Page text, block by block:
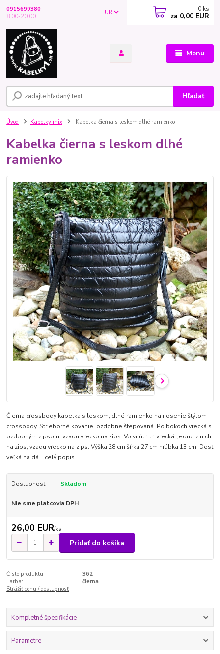
Menu
EUR
Hľadať
0915699380
8.00-20.00
0 ks
za 0,00 EUR
Úvod Kabelky mix Kabelka čierna s leskom dlhé ramienko
Kabelka čierna s leskom dlhé
ramienko
Čierna crossbody kabelka s leskom, dlhé ramienko na nosenie štýlom
crossbody. Strieborné kovanie, ozdobne štepovaná. Po bokoch vrecká s
ozdobným zipsom, vzadu vrecko na zips. Vo vnútri tri vrecká, jedno z nich
na zips, vzadu vrecko na zips. Výška 28 cm šírka 27 cm hrúbka 13 cm. Dosť
veľká na dá... celý popis
Dostupnosť Skladom
Nie sme platcovia DPH
26,00 EUR/ks
Pridať do košíka
Číslo produktu:
362
Farba:
čierna
Strážiť cenu / dostupnosť
Kompletné špecifikácie
Parametre